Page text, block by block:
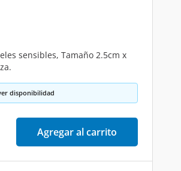
sensibles, Tamaño 2.5cm x
disponibilidad
Agregar al carrito